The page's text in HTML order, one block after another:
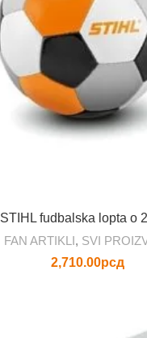
STIHL fudbalska lopta o
FAN ARTIKLI, SVI
2,710.00рсд